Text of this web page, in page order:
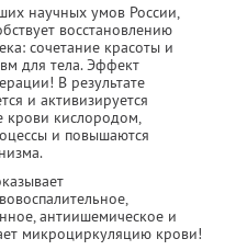
научных умов России,
восстановлению
сочетание красоты и
для тела. Эффект
В результате
и активизируется
крови кислородом,
и повышаются
антиишемическое и
микроциркуляцию крови!